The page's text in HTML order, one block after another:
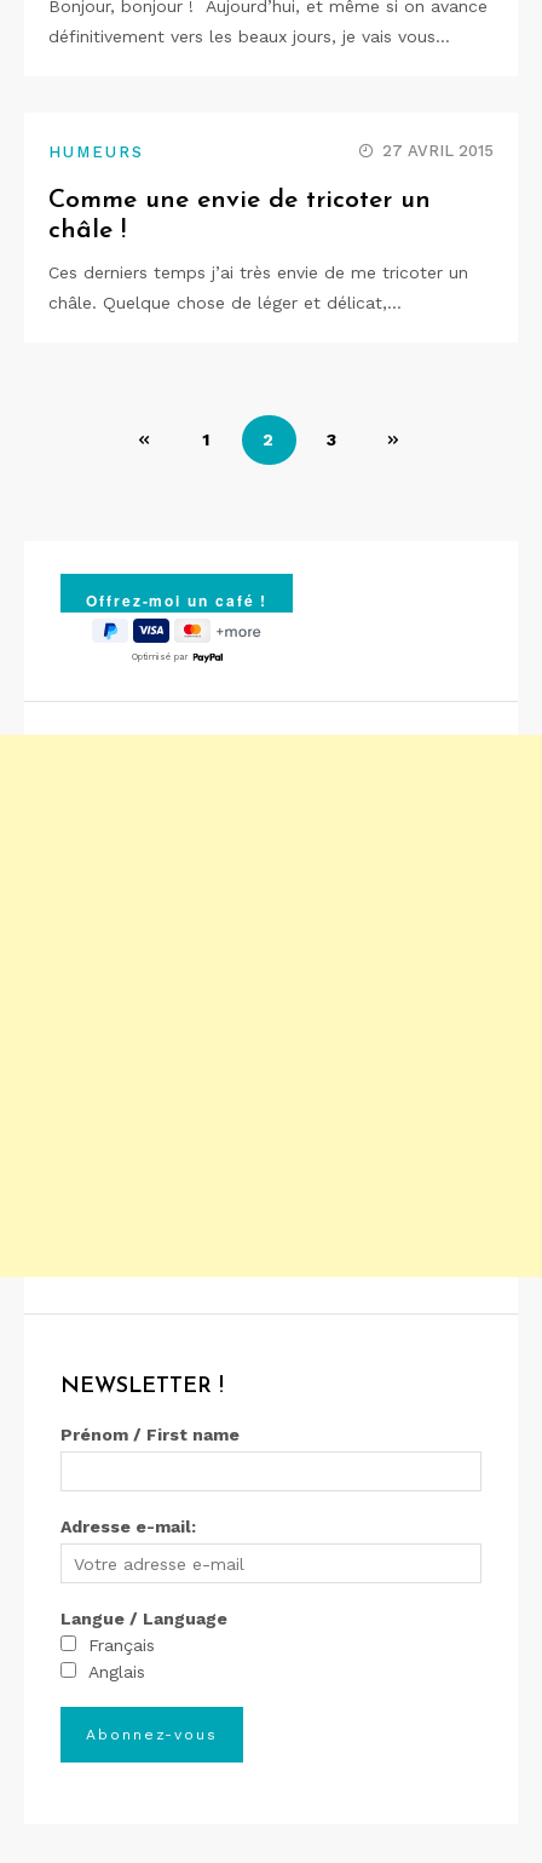
Bonjour, bonjour ! Aujourd’hui, et même si on avance
définitivement vers les beaux jours, je vais vous…
HUMEURS 27 AVRIL 2015
Comme une envie de tricoter un
châle !
Ces derniers temps j’ai très envie de me tricoter un
châle. Quelque chose de léger et délicat,…
Pagination
1 2 3
Optimisé par
NEWSLETTER !
Prénom / First name
Adresse e-mail:
Langue / Language
Français
Anglais